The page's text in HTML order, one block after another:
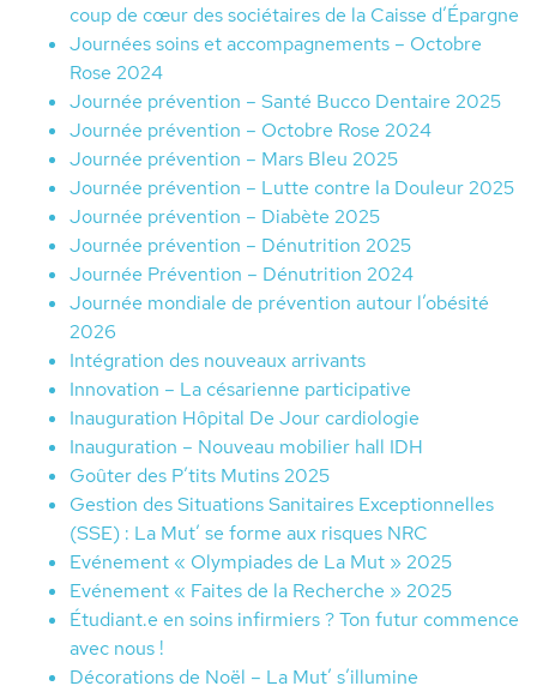
coup de cœur des sociétaires de la Caisse d’Épargne
Journées soins et accompagnements – Octobre
Rose 2024
Journée prévention – Santé Bucco Dentaire 2025
Journée prévention – Octobre Rose 2024
Journée prévention – Mars Bleu 2025
Journée prévention – Lutte contre la Douleur 2025
Journée prévention – Diabète 2025
Journée prévention – Dénutrition 2025
Journée Prévention – Dénutrition 2024
Journée mondiale de prévention autour l’obésité
2026
Intégration des nouveaux arrivants
Innovation – La césarienne participative
Inauguration Hôpital De Jour cardiologie
Inauguration – Nouveau mobilier hall IDH
Goûter des P’tits Mutins 2025
Gestion des Situations Sanitaires Exceptionnelles
(SSE) : La Mut’ se forme aux risques NRC
Evénement « Olympiades de La Mut » 2025
Evénement « Faites de la Recherche » 2025
Étudiant.e en soins infirmiers ? Ton futur commence
avec nous !
Décorations de Noël – La Mut’ s’illumine